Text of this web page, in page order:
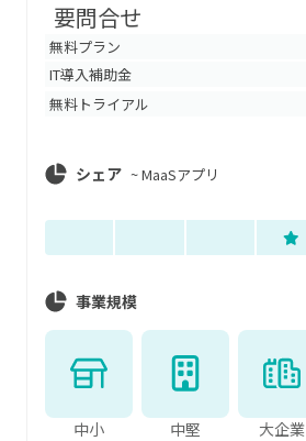
要問合せ
無料プラン
IT導入補助金
無料トライアル
シェア ~MaaSアプリ
事業規模
中小 中堅 大企業